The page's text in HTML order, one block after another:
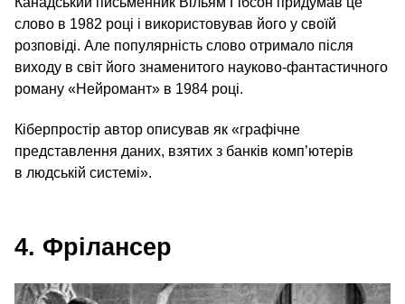
слово в 1982 році і використовував його у своїй
розповіді. Але популярність слово отримало після
виходу в світ його знаменитого науково-фантастичного
роману «Нейромант» в 1984 році.
Кіберпростір автор описував як «графічне
представлення даних, взятих з банків комп’ютерів
в людській системі».
4. Фрілансер